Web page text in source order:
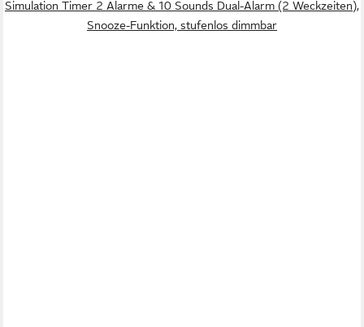
Simulation Timer 2 Alarme & 10 Sounds Dual-Alarm (2 Weckzeiten),
Snooze-Funktion, stufenlos dimmbar